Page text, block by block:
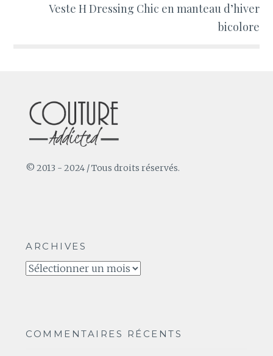
Veste H Dressing Chic en manteau d’hiver
bicolore
© 2013 - 2024 / Tous droits réservés.
ARCHIVES
Archives
COMMENTAIRES RÉCENTS